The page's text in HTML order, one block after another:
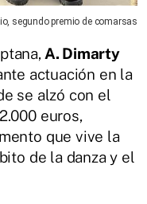
segundo premio de comarsas
A. Dimarty
actuación en la
se alzó con el
euros,
que vive la
de la danza y el